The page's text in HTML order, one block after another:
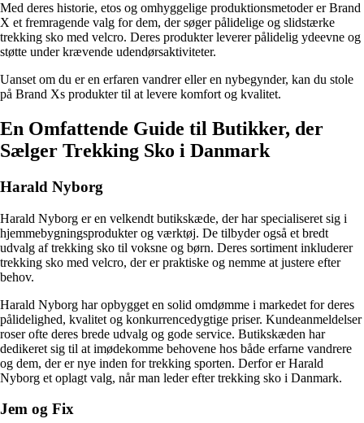
Med deres historie, etos og omhyggelige produktionsmetoder er Brand
X et fremragende valg for dem, der søger pålidelige og slidstærke
trekking sko med velcro. Deres produkter leverer pålidelig ydeevne og
støtte under krævende udendørsaktiviteter.
Uanset om du er en erfaren vandrer eller en nybegynder, kan du stole
på Brand Xs produkter til at levere komfort og kvalitet.
En Omfattende Guide til Butikker, der
Sælger Trekking Sko i Danmark
Harald Nyborg
Harald Nyborg er en velkendt butikskæde, der har specialiseret sig i
hjemmebygningsprodukter og værktøj. De tilbyder også et bredt
udvalg af trekking sko til voksne og børn. Deres sortiment inkluderer
trekking sko med velcro, der er praktiske og nemme at justere efter
behov.
Harald Nyborg har opbygget en solid omdømme i markedet for deres
pålidelighed, kvalitet og konkurrencedygtige priser. Kundeanmeldelser
roser ofte deres brede udvalg og gode service. Butikskæden har
dedikeret sig til at imødekomme behovene hos både erfarne vandrere
og dem, der er nye inden for trekking sporten. Derfor er Harald
Nyborg et oplagt valg, når man leder efter trekking sko i Danmark.
Jem og Fix